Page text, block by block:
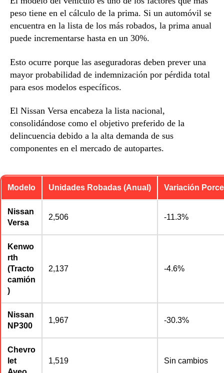
peso tiene en el cálculo de la prima. Si un automóvil se
encuentra en la lista de los más robados, la prima anual
puede incrementarse hasta en un 30%.
Esto ocurre porque las aseguradoras deben prever una
mayor probabilidad de indemnización por pérdida total
para esos modelos específicos.
El Nissan Versa encabeza la lista nacional,
consolidándose como el objetivo preferido de la
delincuencia debido a la alta demanda de sus
componentes en el mercado de autopartes.
Modelo Unidades Robadas (Anual) Variación
Nissan
Versa
2,506 -11.3%
Kenwo
rth
(Tracto
camión
)
2,137 -4.6%
Nissan
NP300
1,967 -30.3%
Chevro
let
1,519 Sin cambios